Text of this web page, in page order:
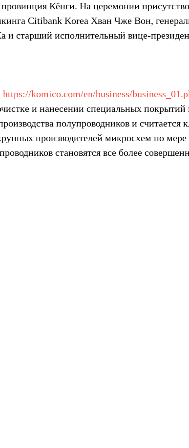
Кёнги. На церемонии
Citibank Korea Хван Чже Вон,
и старший исполнительный вице-
https://komico.com/en/business/
и нанесении специальных покрытий
полупроводников и считается
производителей микросхем по мере
становятся все более